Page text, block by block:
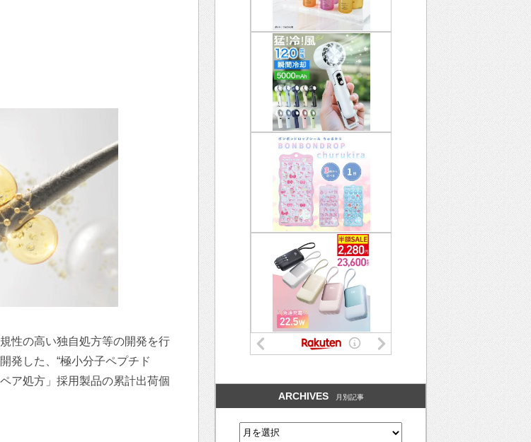
性の高い独自処方等の開発を行
発した、“極小分子ペプチド
ア処方」採用製品の累計出荷個
ARCHIVES 月別記事